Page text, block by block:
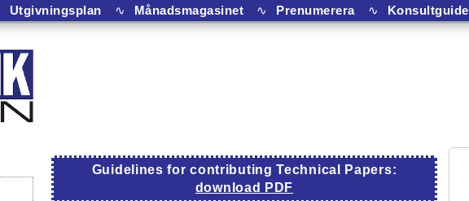
Utgivningsplan ∿ Månadsmagasinet ∿ Prenumerera ∿ Konsultguide
Guidelines for contributing Technical Papers:
download PDF